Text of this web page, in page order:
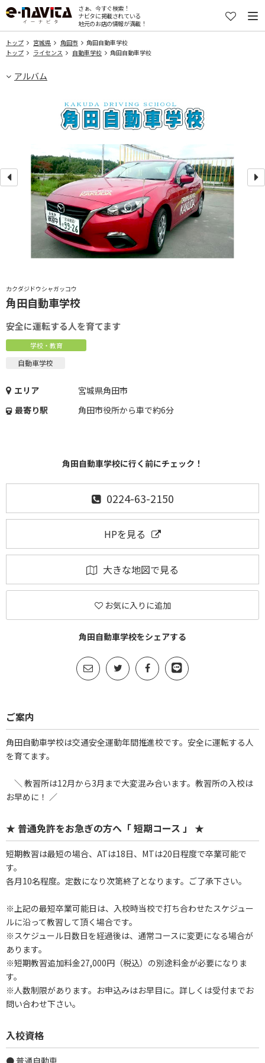
さぁ、今すぐ検索！
ナビタに掲載されている
地元のお店の情報が満載！
トップ 宮城県 角田市
角田自動車学校
トップ
ライセンス 自動車学校 角田自動車学校
アルバム
カクダジドウシャガッコウ
角田自動車学校
安全に運転する人を育てます
学校・教育
自動車学校
エリア
宮城県角田市
最寄り駅
角田市役所から車で約6分
角田自動車学校に行く前にチェック！
0224-63-2150
HPを見る
大きな地図で見る
お気に入りに追加
角田自動車学校をシェアする
ご案内
角田自動車学校は交通安全運動年間推進校です。安全に運転する人
を育てます。
＼ 教習所は12月から3月まで大変混み合います。教習所の入校は
お早めに！ ／
★ 普通免許をお急ぎの方へ「 短期コース 」 ★
短期教習は最短の場合、ATは18日、MTは20日程度で卒業可能で
す。
各月10名程度。定数になり次第終了となります。ご了承下さい。
※上記の最短卒業可能日は、入校時当校で打ち合わせたスケジュー
ルに沿って教習して頂く場合です。
※スケジュール日数日を経過後は、通常コースに変更になる場合が
あります。
※短期教習追加料金27,000円（税込）の別途料金が必要になりま
す。
※人数制限があります。お申込みはお早目に。詳しくは受付までお
問い合わせ下さい。
入校資格